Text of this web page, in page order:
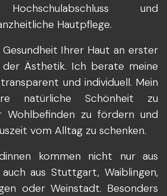
Hochschulabschluss und
Hautpflege.
Ihrer Haut an erster
Ästhetik. Ich berate meine
und individuell. Mein
natürliche Schönheit zu
Wohlbefinden zu fördern und
vom Alltag zu schenken.
kommen nicht nur aus
aus Stuttgart, Waiblingen,
oder Weinstadt. Besonders